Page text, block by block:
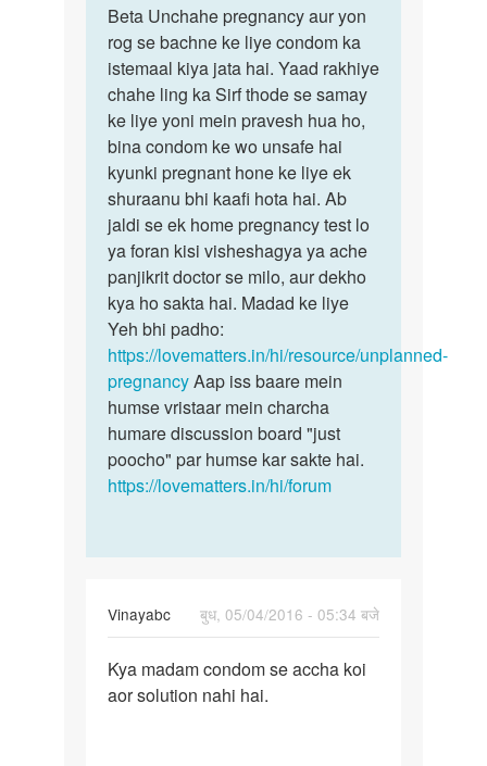
to
hy
mam
mai
aman
maine
apni
gf
by
aman
28
Beta
Unchahe
pregnancy
aur
Beta Unchahe pregnancy aur yon
rog se bachne ke liye condom ka
istemaal kiya jata hai. Yaad rakhiye
chahe ling ka Sirf thode se samay
ke liye yoni mein pravesh hua ho,
bina condom ke wo unsafe hai
kyunki pregnant hone ke liye ek
shuraanu bhi kaafi hota hai. Ab
jaldi se ek home pregnancy test lo
ya foran kisi visheshagya ya ache
panjikrit doctor se milo, aur dekho
kya ho sakta hai. Madad ke liye
Yeh bhi padho:
https://lovematters.in/hi/resource/unplanned-
pregnancyAap iss baare mein
humse vristaar mein charcha
humare discussion board "just
poocho" par humse kar sakte hai.
https://lovematters.in/hi/forum
Vinayabc
बुध, 05/04/2016 - 05:34 बजे
Kya
madam
Kya madam condom se accha koi
aor solution nahi hai.